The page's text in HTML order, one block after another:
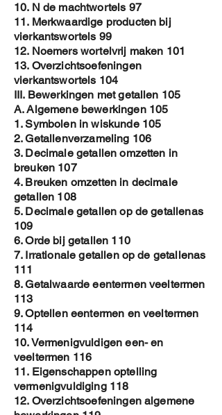
10. N de machtwortels 97
11. Merkwaardige producten bij
vierkantswortels 99
12. Noemers wortelvrij maken 101
13. Overzichtsoefeningen
vierkantswortels 104
III. Bewerkingen met getallen 105
A. Algemene bewerkingen 105
1. Symbolen in wiskunde 105
2. Getallenverzameling 106
3. Decimale getallen omzetten in
breuken 107
4. Breuken omzetten in decimale
getallen 108
5. Decimale getallen op de getallenas
109
6. Orde bij getallen 110
7. Irrationale getallen op de getallenas
111
8. Getalwaarde eentermen veeltermen
113
9. Optellen eentermen en veeltermen
114
10. Vermenigvuldigen een- en
veeltermen 116
11. Eigenschappen optelling
vermenigvuldiging 118
12. Overzichtsoefeningen algemene